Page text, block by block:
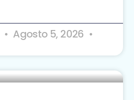
Agosto 5, 2026